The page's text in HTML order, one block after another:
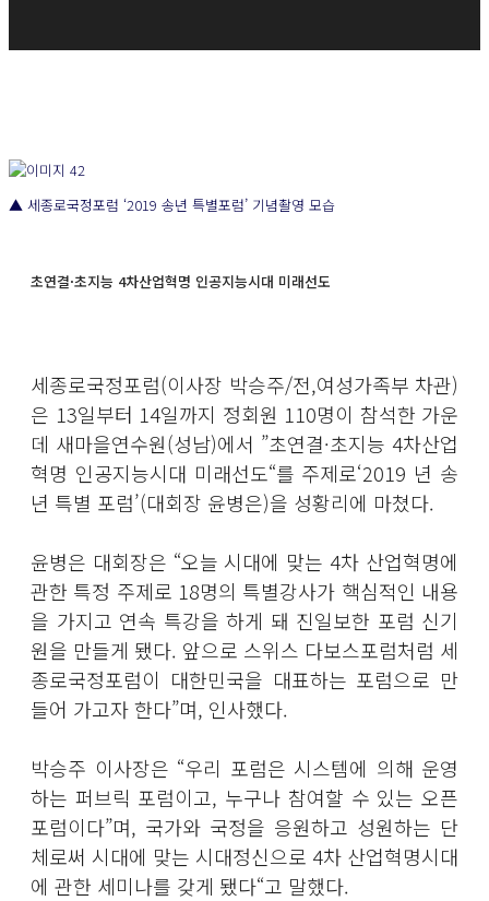
▲ 세종로국정포럼 ‘2019 송년 특별포럼’ 기념촬영 모습
초연결·초지능 4차산업혁명 인공지능시대 미래선도
세종로국정포럼(이사장 박승주/전,여성가족부 차관)
은 13일부터 14일까지 정회원 110명이 참석한 가운
데 새마을연수원(성남)에서 ”초연결·초지능 4차산업
혁명 인공지능시대 미래선도“를 주제로‘2019 년 송
년 특별 포럼’(대회장 윤병은)을 성황리에 마쳤다.
윤병은 대회장은 “오늘 시대에 맞는 4차 산업혁명에
관한 특정 주제로 18명의 특별강사가 핵심적인 내용
을 가지고 연속 특강을 하게 돼 진일보한 포럼 신기
원을 만들게 됐다. 앞으로 스위스 다보스포럼처럼 세
종로국정포럼이 대한민국을 대표하는 포럼으로 만
들어 가고자 한다”며, 인사했다.
박승주 이사장은 “우리 포럼은 시스템에 의해 운영
하는 퍼브릭 포럼이고, 누구나 참여할 수 있는 오픈
포럼이다”며, 국가와 국정을 응원하고 성원하는 단
체로써 시대에 맞는 시대정신으로 4차 산업혁명시대
에 관한 세미나를 갖게 됐다“고 말했다.